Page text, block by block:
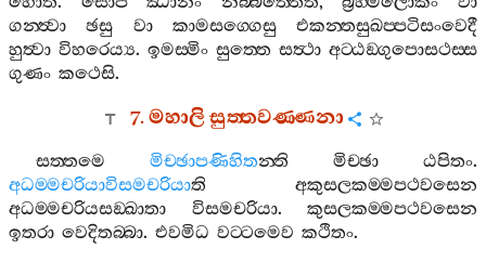
ගන‍්ත්‍වා
ඡසු වා කාමසග‍්ගෙසු
එකන‍්තසුඛප‍්පටිසංවෙදී
හුත්‍වා විහරෙය්‍ය. ඉමස‍්මිං සුත‍්තෙ සත්‍ථා අට‍්ඨඞ‍්ගුපොසථස‍්ස
ගුණං කථෙසි.
7.මහාලිසුත‍්තවණ‍්ණනා
සත‍්තමෙ මිච‍්ඡාපණිහිතන‍්ති මිච‍්ඡා ඨපිතං.
අධම‍්මචරියාවිසමචරියාති
අකුසලකම‍්මපථවසෙන
අධම‍්මචරියසඞ‍්ඛාතා
විසමචරියා. කුසලකම‍්මපථවසෙන
ඉතරා වෙදිතබ‍්බා. එවමිධ වට‍්ටමෙව කථිතං.